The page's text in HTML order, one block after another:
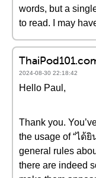
words, but a
to read. I may
2024-08-30 22:18:42
Hello Paul,
Thank you.
the usage of “ได้ยิ
general rules
there are indeed